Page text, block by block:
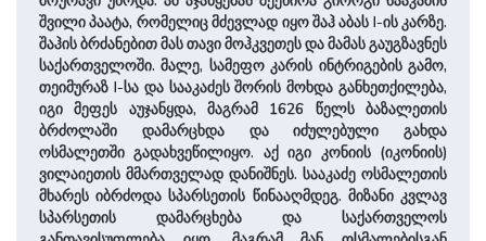
შვილი პაატა, რომელიც მძევლად იყო შაჰ აბას I-ის კარზე.
შაჰის ბრძანებით მას თავი მოჰკვეთეს და მამას გაუგზავნეს
საქართველოში. მალე, სამეფო კარის ინტრიგების გამო,
თეიმურაზ I-სა და სააკაძეს შორის მოხდა განხეთქილება,
იგი მეფეს აუჯანყდა, მაგრამ 1626 წელს ბაზალეთის
ბრძოლაში დამარცხდა და იძულებული გახდა
ოსმალეთში გადახვეწილიყო. აქ იგი კონიის (იკო­ნიის)
ვილაიეთის მმართველად დანიშნეს. სააკაძე ოსმალეთის
მხარეს იბრძოდა სპარსეთის წინააღმდეგ. მიზანი კვლავ
სპარსეთის დამარცხება და საქართველოს